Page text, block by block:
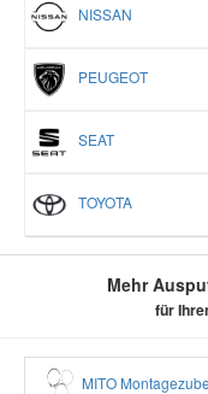
NISSAN
PEUGEOT
SEAT
TOYOTA
Mehr
für
MITO